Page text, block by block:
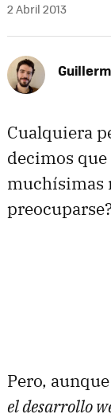
2 Abril 2013
Cualquiera
decimos
muchísimas
Pero,
el desarrollo